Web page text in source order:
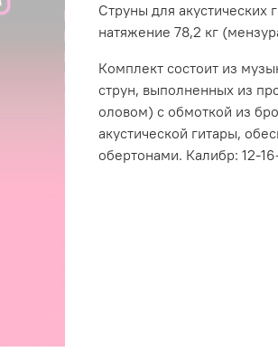
Струны для акустических
натяжение 78,2 кг
Комплект состоит из
струн, выполненных из
оловом) с обмоткой из
акустической гитары,
обертонами. Калибр: 12-